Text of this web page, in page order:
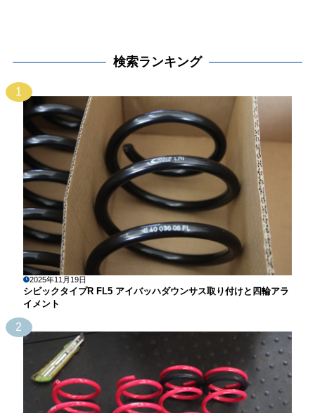
検索ランキング
1
2025年11月19日
シビックタイプR FL5 アイバッハダウンサス取り付けと四輪アラ
イメント
2